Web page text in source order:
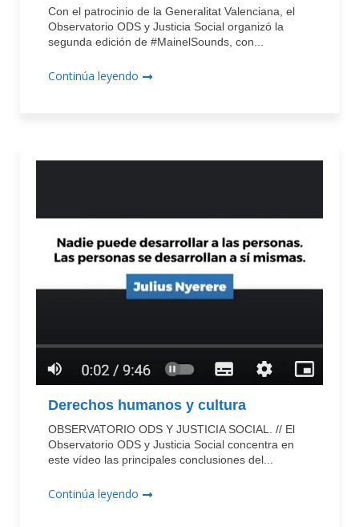
Con el patrocinio de la Generalitat Valenciana, el
Observatorio ODS y Justicia Social organizó la
segunda edición de #MainelSounds, con...
Continúa leyendo
Derechos humanos y cultura
OBSERVATORIO ODS Y JUSTICIA SOCIAL. // El
Observatorio ODS y Justicia Social concentra en
este vídeo las principales conclusiones del...
Continúa leyendo